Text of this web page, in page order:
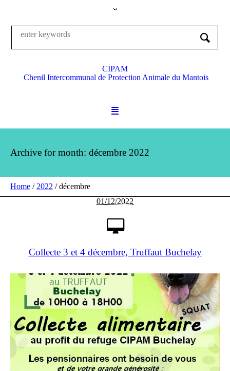
CIPAM
Chenil Intercommunal de Protection Animale du Mantois
Archive for month: décembre 2022
Home / 2022 /décembre
01/12/2022
Collecte 3 et 4 décembre, Truffaut Buchelay